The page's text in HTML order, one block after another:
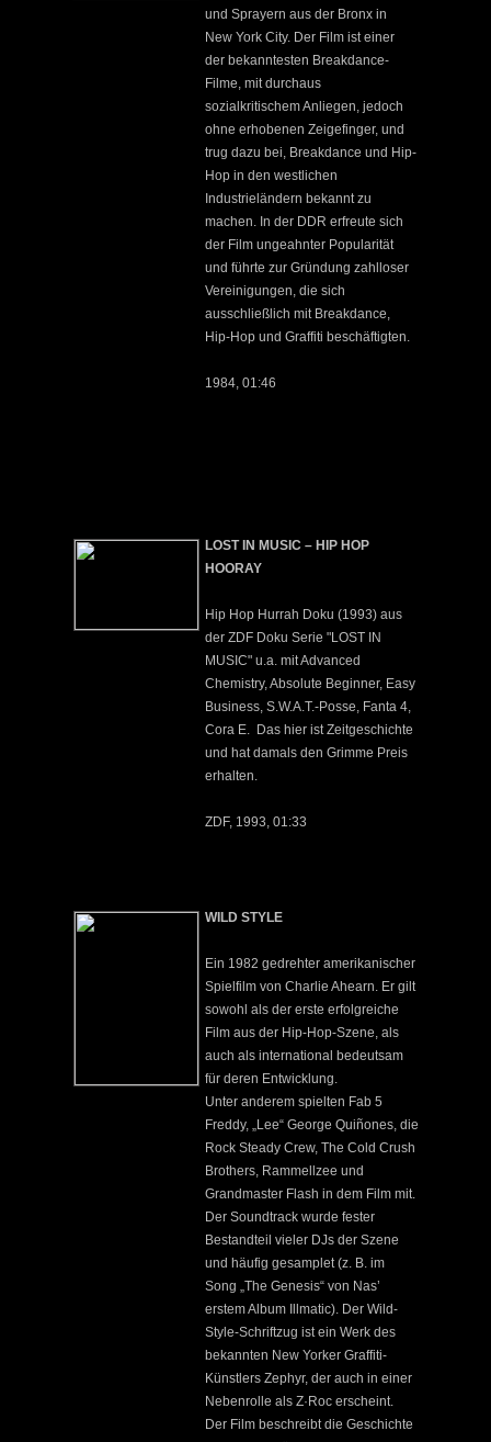
und Sprayern aus der Bronx in
New York City. Der Film ist einer
der bekanntesten Breakdance-
Filme, mit durchaus
sozialkritischem Anliegen, jedoch
ohne erhobenen Zeigefinger, und
trug dazu bei, Breakdance und Hip-
Hop in den westlichen
Industrieländern bekannt zu
machen. In der DDR erfreute sich
der Film ungeahnter Popularität
und führte zur Gründung zahlloser
Vereinigungen, die sich
ausschließlich mit Breakdance,
Hip-Hop und Graffiti beschäftigten.
1984, 01:46
LOST IN MUSIC – HIP HOP
HOORAY
Hip Hop Hurrah Doku (1993) aus
der ZDF Doku Serie "LOST IN
MUSIC" u.a. mit Advanced
Chemistry, Absolute Beginner, Easy
Business, S.W.A.T.-Posse, Fanta 4,
Cora E. Das hier ist Zeitgeschichte
und hat damals den Grimme Preis
erhalten.
ZDF, 1993, 01:33
WILD STYLE
Ein 1982 gedrehter amerikanischer
Spielfilm von Charlie Ahearn. Er gilt
sowohl als der erste erfolgreiche
Film aus der Hip-Hop-Szene, als
auch als international bedeutsam
für deren Entwicklung.
Unter anderem spielten Fab 5
Freddy, „Lee“ George Quiñones, die
Rock Steady Crew, The Cold Crush
Brothers, Rammellzee und
Grandmaster Flash in dem Film mit.
Der Soundtrack wurde fester
Bestandteil vieler DJs der Szene
und häufig gesamplet (z. B. im
Song „The Genesis“ von Nas’
erstem Album Illmatic). Der Wild-
Style-Schriftzug ist ein Werk des
bekannten New Yorker Graffiti-
Künstlers Zephyr, der auch in einer
Nebenrolle als Z·Roc erscheint.
Der Film beschreibt die Geschichte